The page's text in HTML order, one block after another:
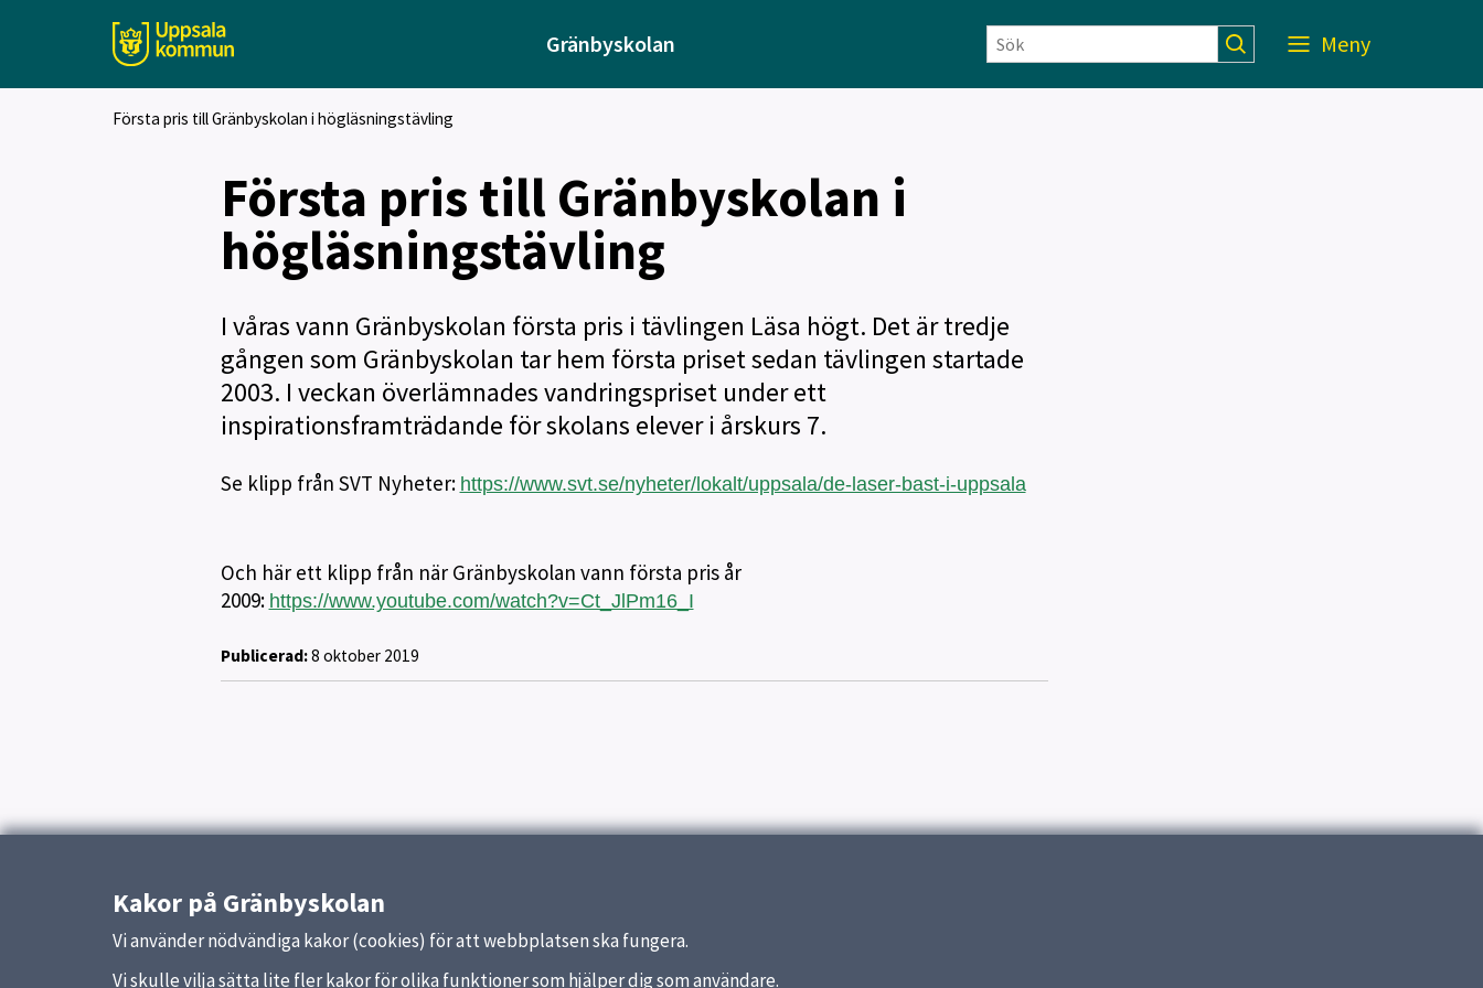
Gränbyskolan Meny
Första pris till Gränbyskolan i högläsningstävling
Första pris till Gränbyskolan i
högläsningstävling
I våras vann Gränbyskolan första pris i tävlingen Läsa högt. Det är tredje
gången som Gränbyskolan tar hem första priset sedan tävlingen startade
2003. I veckan överlämnades vandringspriset under ett
inspirationsframträdande för skolans elever i årskurs 7.
Se klipp från SVT Nyheter: https://www.svt.se/nyheter/lokalt/uppsala/de-laser-bast-i-uppsala
Och här ett klipp från när Gränbyskolan vann första pris år
2009: https://www.youtube.com/watch?v=Ct_JlPm16_I
Publicerad:8 oktober 2019
Kakor på Gränbyskolan
Vi använder nödvändiga kakor (cookies) för att webbplatsen ska fungera.
Vi skulle vilja sätta lite fler kakor för olika funktioner som hjälper dig som användare.